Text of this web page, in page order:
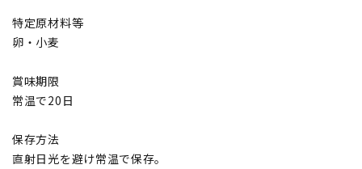
特定原材料等
卵・小麦
賞味期限
常温で20日
保存方法
直射日光を避け常温で保存。